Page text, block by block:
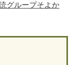
グループそよか